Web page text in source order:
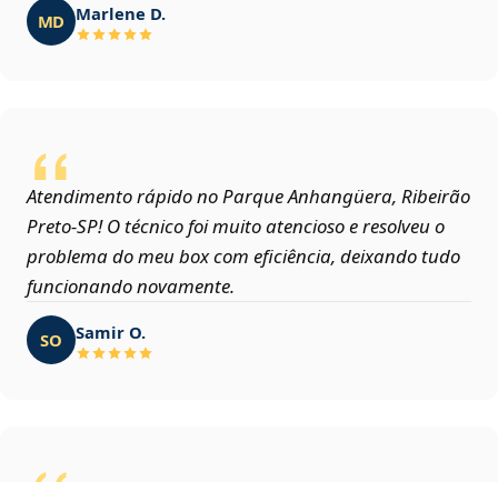
MD Marlene D.
Atendimento rápido no Parque Anhangüera, Ribeirão
Preto‑SP! O técnico foi muito atencioso e resolveu o
problema do meu box com eficiência, deixando tudo
funcionando novamente.
SO Samir O.